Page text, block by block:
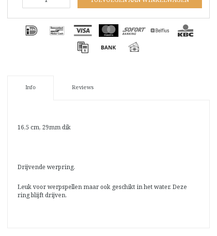
Info Reviews
16,5 cm, 29mm dik
Drijvende werpring.
Leuk voor werpspellen maar ook geschikt in het water. Deze
ring blijft drijven.